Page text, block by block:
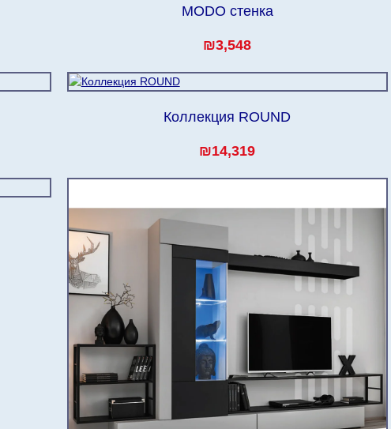
MODO стенка
₪3,548
Коллекция ROUND
₪14,319